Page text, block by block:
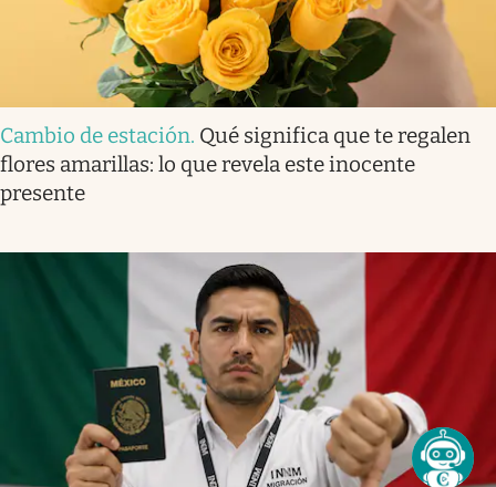
Cambio de estación. Qué significa que te regalen
flores amarillas: lo que revela este inocente
presente